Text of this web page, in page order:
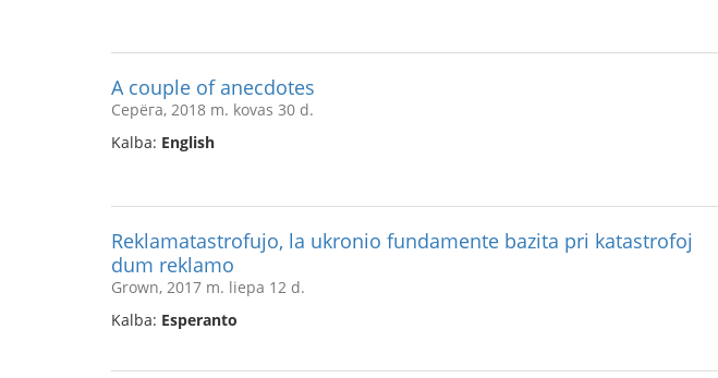
A couple of anecdotes
Серёга, 2018 m. kovas 30 d.
Kalba: English
Reklamatastrofujo, la ukronio fundamente bazita pri katastrofoj
dum reklamo
Grown, 2017 m. liepa 12 d.
Kalba: Esperanto